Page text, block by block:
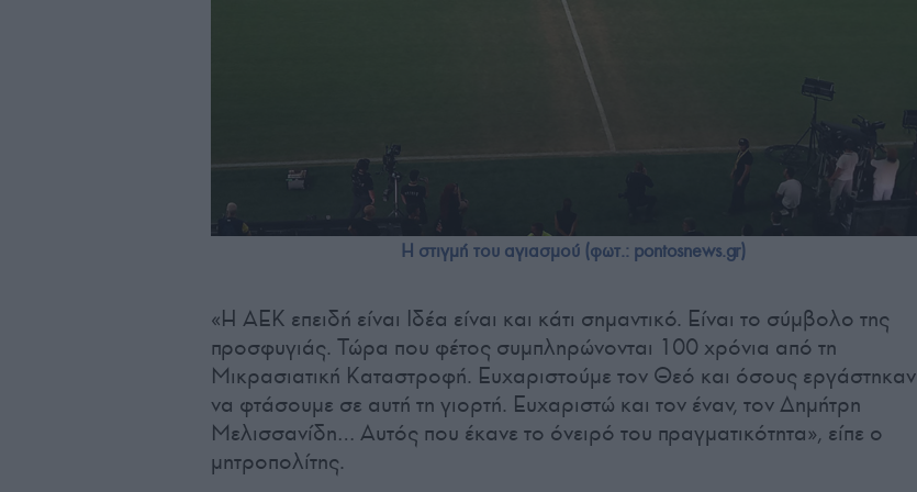
Η στιγμή του αγιασμού (φωτ.: pontosnews.gr)
«Η ΑΕΚ επειδή είναι Ιδέα είναι και κάτι σημαντικό. Είναι το σύμβολο της
προσφυγιάς. Τώρα που φέτος συμπληρώνονται 100 χρόνια από τη
Μικρασιατική Καταστροφή. Ευχαριστούμε τον Θεό και όσους εργάστηκαν
να φτάσουμε σε αυτή τη γιορτή. Ευχαριστώ και τον έναν, τον Δημήτρη
Μελισσανίδη… Αυτός που έκανε το όνειρό του πραγματικότητα», είπε ο
μητροπολίτης.